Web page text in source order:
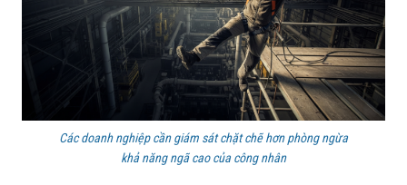
Các doanh nghiệp cần giám sát chặt chẽ hơn phòng ngừa
khả năng ngã cao của công nhân